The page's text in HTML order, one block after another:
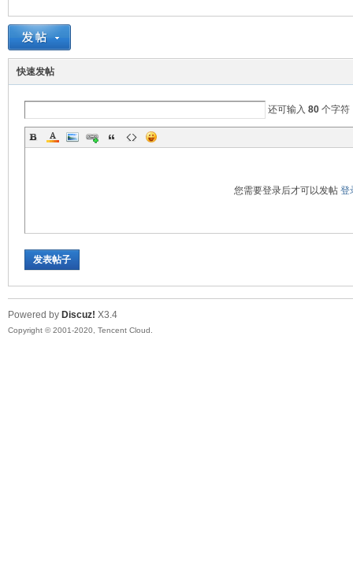
EE
快速发帖
还可输入 80个字符
您需要登录后才可以发帖 登
发表帖子
Powered by Discuz! X3.4
Copyright © 2001-2020, Tencent Cloud.